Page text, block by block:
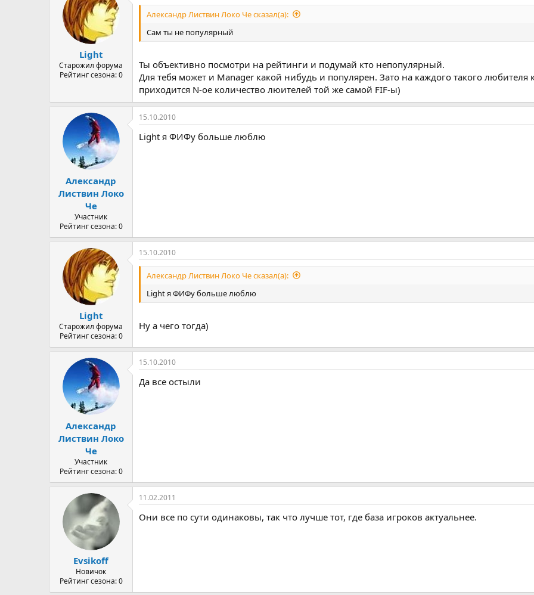
Light
Старожил форума
Рейтинг сезона: 0
Александр Листвин Локо Че сказал(а):
Сам ты не популярный
Ты объективно посмотри на рейтинги и подумай кто непопулярный.
Для тебя может и Manager какой нибудь и популярен. Зато на каждого такого любителя
приходится N-ое количество люителей той же самой FIF-ы)
Александр
Листвин Локо
Че
Участник
Рейтинг сезона: 0
15.10.2010
Light я ФИФу больше люблю
Light
Старожил форума
Рейтинг сезона: 0
15.10.2010
Александр Листвин Локо Че сказал(а):
Light я ФИФу больше люблю
Ну а чего тогда)
Александр
Листвин Локо
Че
Участник
Рейтинг сезона: 0
15.10.2010
Да все остыли
Evsikoff
Новичок
Рейтинг сезона: 0
11.02.2011
Они все по сути одинаковы, так что лучше тот, где база игроков актуальнее.